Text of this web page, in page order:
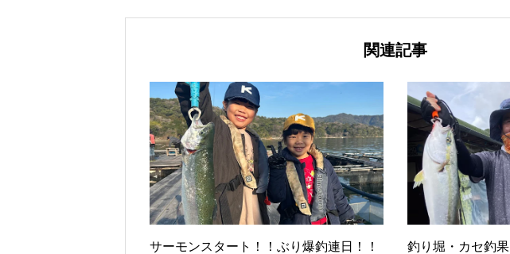
関連記事
サーモンスタート！！ぶり爆釣連日！！ 釣り堀・カセ釣果